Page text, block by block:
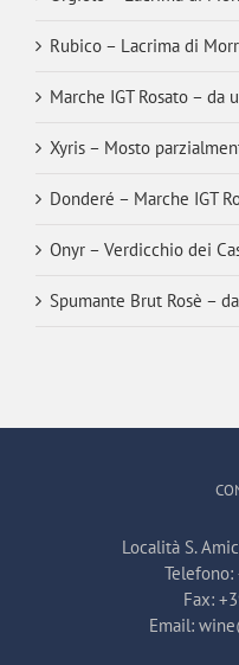
Rubico – Lacrima di
Marche IGT Rosato – da
Xyris – Mosto
Donderé – Marche IGT
Onyr – Verdicchio dei
Spumante Brut Rosè –
Località S.
Telefono:
Fax:
Email: